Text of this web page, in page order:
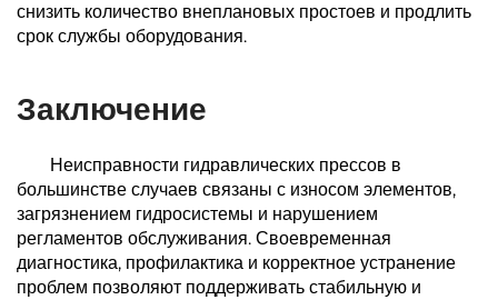
снизить количество внеплановых простоев и продлить
срок службы оборудования.
Заключение
Неисправности гидравлических прессов в
большинстве случаев связаны с износом элементов,
загрязнением гидросистемы и нарушением
регламентов обслуживания. Своевременная
диагностика, профилактика и корректное устранение
проблем позволяют поддерживать стабильную и